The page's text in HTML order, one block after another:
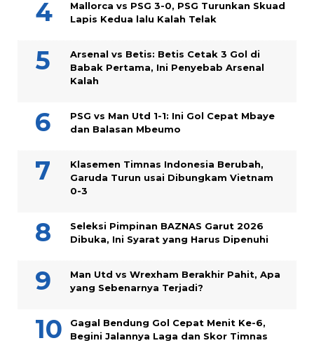
Mallorca vs PSG 3-0, PSG Turunkan Skuad
Lapis Kedua lalu Kalah Telak
Arsenal vs Betis: Betis Cetak 3 Gol di
Babak Pertama, Ini Penyebab Arsenal
Kalah
PSG vs Man Utd 1-1: Ini Gol Cepat Mbaye
dan Balasan Mbeumo
Klasemen Timnas Indonesia Berubah,
Garuda Turun usai Dibungkam Vietnam
0-3
Seleksi Pimpinan BAZNAS Garut 2026
Dibuka, Ini Syarat yang Harus Dipenuhi
Man Utd vs Wrexham Berakhir Pahit, Apa
yang Sebenarnya Terjadi?
Gagal Bendung Gol Cepat Menit Ke-6,
Begini Jalannya Laga dan Skor Timnas